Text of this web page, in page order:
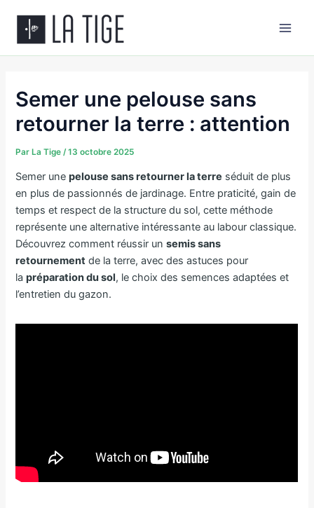
contenu
Semer une pelouse sans
retourner la terre : attention
Par La Tige/13 octobre 2025
Semer unepelouse sans retourner la terre séduit de plus
en plus de passionnés de jardinage. Entre praticité, gain de
temps et respect de la structure du sol, cette méthode
représente une alternative intéressante au labour classique.
Découvrez comment réussir unsemis sans
retournement de la terre, avec des astuces pour
lapréparation du sol, le choix des semences adaptées et
l’entretien du gazon.